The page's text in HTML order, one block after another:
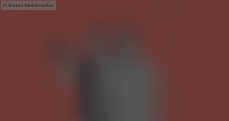
Simon Steinbrecher